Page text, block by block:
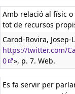
Amb relació al físic
tot de recursos
Carod-Rovira, Josep-
https://twitter.com/
0
», p. 7. Web.
Es fa servir per